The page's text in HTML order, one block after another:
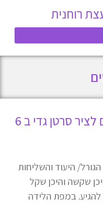
רוחנית
ראש וזנב דרקון עוברים לציר סרטן גדי ב 6
היעוד והשליחות
שקשה והיכן שקל
להגיע. במפת הלידה